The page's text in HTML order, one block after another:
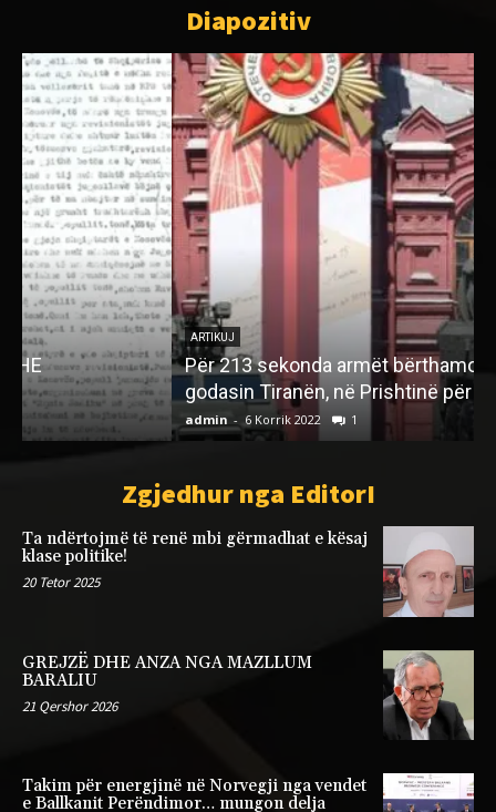
Diapozitiv
ARTIKUJ
Për 213 sekonda armët bërthamore ruse
godasin Tiranën, në Prishtinë për 195 sekonda
6 Korrik 2022 1
Zgjedhur nga EditorI
Ta ndërtojmë të renë mbi gërmadhat e kësaj
klase politike!
20 Tetor 2025
GREJZË DHE ANZA NGA MAZLLUM
BARALIU
21 Qershor 2026
Takim për energjinë në Norvegji nga vendet
e Ballkanit Perëndimor… mungon delja